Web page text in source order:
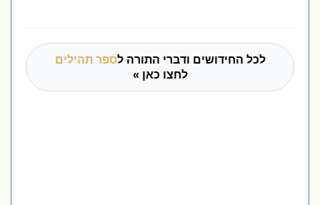
לכל החידושים ודברי התורה לספר תהילים
לחצו כאן »